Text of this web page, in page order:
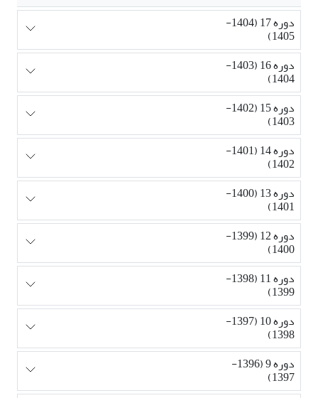
دوره 17 (1404-
1405)
دوره 16 (1403-
1404)
دوره 15 (1402-
1403)
دوره 14 (1401-
1402)
دوره 13 (1400-
1401)
دوره 12 (1399-
1400)
دوره 11 (1398-
1399)
دوره 10 (1397-
1398)
دوره 9 (1396-
1397)